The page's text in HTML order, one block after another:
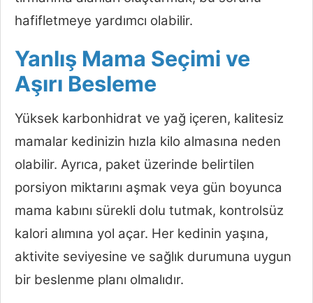
hafifletmeye yardımcı olabilir.
Yanlış Mama Seçimi ve
Aşırı Besleme
Yüksek karbonhidrat ve yağ içeren, kalitesiz
mamalar kedinizin hızla kilo almasına neden
olabilir. Ayrıca, paket üzerinde belirtilen
porsiyon miktarını aşmak veya gün boyunca
mama kabını sürekli dolu tutmak, kontrolsüz
kalori alımına yol açar. Her kedinin yaşına,
aktivite seviyesine ve sağlık durumuna uygun
bir beslenme planı olmalıdır.